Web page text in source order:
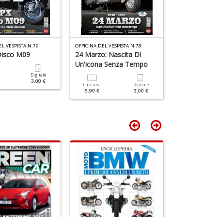
VESPISTA N.79
M09
Digitale
3.00 €
OFFICINA DEL VESPISTA N.78
24 Marzo: Nascita Di
Un'icona Senza Tempo
Cartacea
5.90 €
Digitale
3.00 €